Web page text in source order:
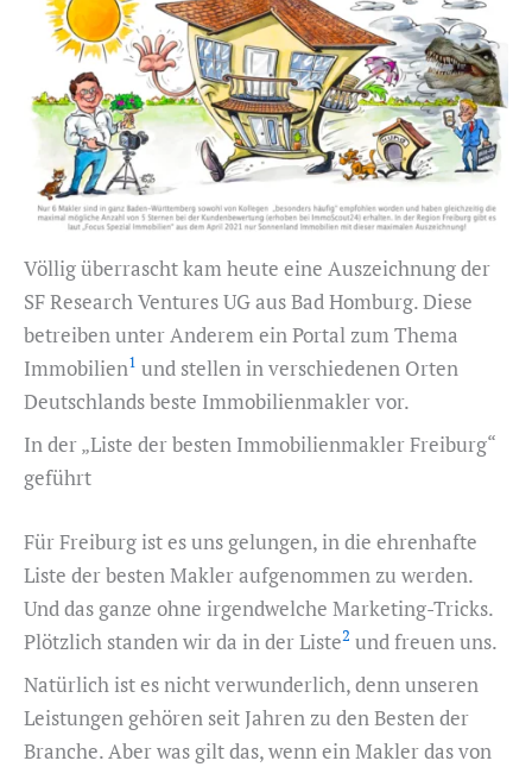
Völlig überrascht kam heute eine Auszeichnung der
SF Research Ventures UG aus Bad Homburg. Diese
betreiben unter Anderem ein Portal zum Thema
Immobilien1 und stellen in verschiedenen Orten
Deutschlands beste Immobilienmakler vor.
In der „Liste der besten Immobilienmakler Freiburg“
geführt
Für Freiburg ist es uns gelungen, in die ehrenhafte
Liste der besten Makler aufgenommen zu werden.
Und das ganze ohne irgendwelche Marketing-Tricks.
Plötzlich standen wir da in der Liste2 und freuen uns.
Natürlich ist es nicht verwunderlich, denn unseren
Leistungen gehören seit Jahren zu den Besten der
Branche. Aber was gilt das, wenn ein Makler das von